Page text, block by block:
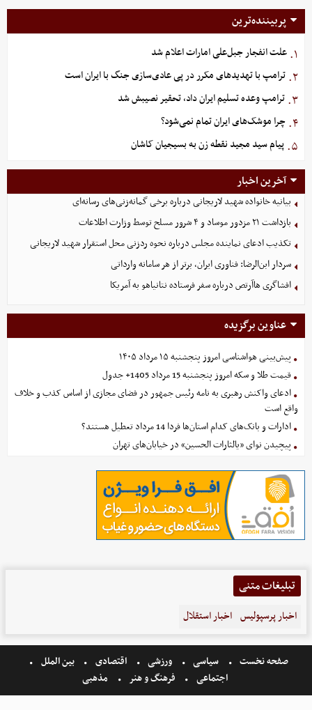
پربیننده‌ترین
۱. علت انفجار جبل‌علی امارات اعلام شد
۲. ترامپ با تهدیدهای مکرر در پی عادی‌سازی جنگ با ایران است
۳. ترامپ وعده تسلیم ایران داد، تحقیر نصیبش شد
۴. چرا موشک‌های ایران تمام نمی‌شود؟
۵. پیام سید مجید نقطه زن به بسیجیان کاشان
آخرین اخبار
بیانیه خانواده شهید لاریجانی درباره برخی گمانه‌زنی‌های رسانه‌ای
بازداشت ۲۱ مزدور موساد و ۴ شرور مسلح توسط وزارت اطلاعات
تکذیب ادعای نماینده مجلس درباره نحوه ردزنی محل استقرار شهید لاریجانی
سردار ابن‌الرضا: فناوری ایران، برتر از هر سامانه وارداتی
افشاگری هاآرتص درباره سفر فرستاده نتانیاهو به آمریکا
عناوین برگزیده
پیش‌بینی هواشناسی امروز پنجشنبه ۱۵ مرداد ۱۴۰۵
قیمت طلا و سکه امروز پنجشنبه 15 مرداد 1405+ جدول
ادعای واکنش رهبری به نامه رئیس جمهور در فضای مجازی از اساس کذب و خلاف
واقع است
ادارات و بانک‌های کدام استان‌ها فردا 14 مرداد تعطیل هستند؟
پیچیدن نوای «یالثارات الحسین» در خیابان‌های تهران
تبلیغات متنی
اخبار پرسپولیس اخبار استقلال
صفحه نخست سیاسی ورزشی اقتصادی
بین الملل
اجتماعی
فرهنگ و هنر مذهبی